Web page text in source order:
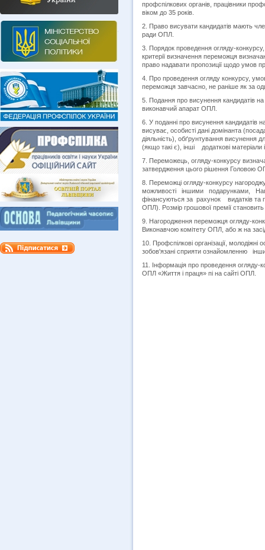
профспілкових органів, працівники
віком до 35 років.
2. Право висувати кандидатів мають
ради ОПЛ.
3. Порядок проведення огляду-
критерії визначення переможця
право надавати пропозиції щодо умов
4. Про проведення огляду конкурсу,
переможця завчасно, не раніше як за
5. Подання про висунення кандидатів
виконавчий апарат ОПЛ.
6. У поданні про висунення кандидатів
висуває, особисті дані домінанта
діяльність), обґрунтування висунення
(якщо такі є), інші додаткові матеріали
7. Переможець, огляду-конкурсу
затвердження цього рішення Головою
8. Переможці огляду-конкурсу
можливості іншими подарунками,
фінансуються за рахунок видатків та
ОПЛ). Розмір грошової премії становить
9. Нагородження переможця огляду-
Виконавчою комітету ОПЛ, або ж на
10. Профспілкові організації,
зобов'язані сприяти ознайомленню
11. Інформація про проведення огляду-
ОПЛ «Життя і праця» пі на сайті ОПЛ.